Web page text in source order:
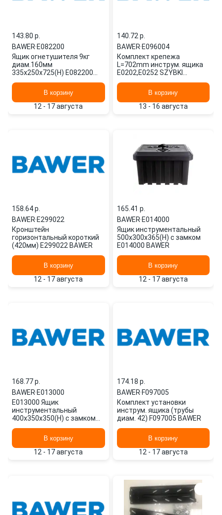
143.80 p.
BAWER·E082200
Ящик огнетушителя 9кг
диам.160мм
335х250х725(H) E082200
В корзину
12 - 17 августа
140.72 p.
BAWER·E096004
Комплект крепежа
L=702mm инструм. ящика
E0202,E0252 SZYBKI
В корзину
13 - 16 августа
158.64 p.
BAWER·E299022
Кронштейн
горизонтальный короткий
(420мм) E299022 BAWER
В корзину
12 - 17 августа
165.41 p.
BAWER·E014000
Ящик инструментальный
500х300х365(H) с замком
E014000 BAWER
В корзину
12 - 17 августа
168.77 p.
BAWER·E013000
E013000 Ящик
инструментальный
400х350х350(H) с замком
В корзину
12 - 17 августа
174.18 p.
BAWER·F097005
Комплект установки
инструм. ящика (трубы
диам. 42) F097005 BAWER
В корзину
12 - 17 августа